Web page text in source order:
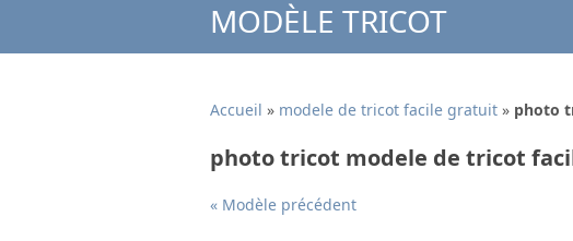
MODÈLE TRICOT
Accueil » modele de tricot facile gratuit » photo
photo tricot modele de tricot
« Modèle précédent